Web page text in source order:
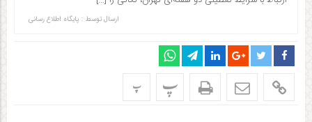
ارسال توسط : پایگاه اطلاع رسانی
پ پ